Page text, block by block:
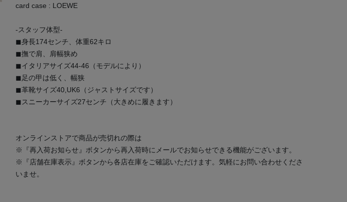
card case : LOEWE
-スタッフ体型-
◼︎身長174センチ、体重62キロ
◼︎撫で肩、肩幅狭め
◼︎イタリアサイズ44-46（モデルにより）
◼︎足の甲は低く、幅狭
◼︎革靴サイズ40,UK6（ジャストサイズです）
◼︎スニーカーサイズ27センチ（大きめに履きます）
オンラインストアで商品が売切れの際は
※『再入荷お知らせ』ボタンから再入荷時にメールでお知らせできる機能がございます。
※『店舗在庫表示』ボタンから各店在庫をご確認いただけます。気軽にお問い合わせくださ
いませ。